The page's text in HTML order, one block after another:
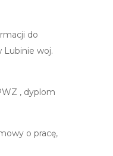
do
Lubinie woj.
, dyplom
o pracę,